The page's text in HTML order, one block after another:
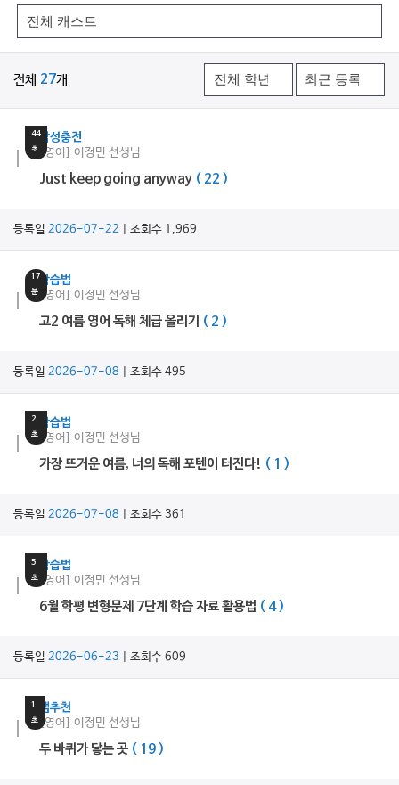
전체 27개
44
초
감성충전
[영어] 이정민 선생님
Just keep going anyway ( 22 )
등록일 2026-07-22 | 조회수 1,969
17
분
학습법
[영어] 이정민 선생님
고2 여름 영어 독해 체급 올리기 ( 2 )
등록일 2026-07-08 | 조회수 495
2
초
학습법
[영어] 이정민 선생님
가장 뜨거운 여름, 너의 독해 포텐이 터진다! ( 1 )
등록일 2026-07-08 | 조회수 361
5
초
학습법
[영어] 이정민 선생님
6월 학평 변형문제 7단계 학습 자료 활용법 ( 4 )
등록일 2026-06-23 | 조회수 609
1
초
쌤추천
[영어] 이정민 선생님
두 바퀴가 닿는 곳 ( 19 )